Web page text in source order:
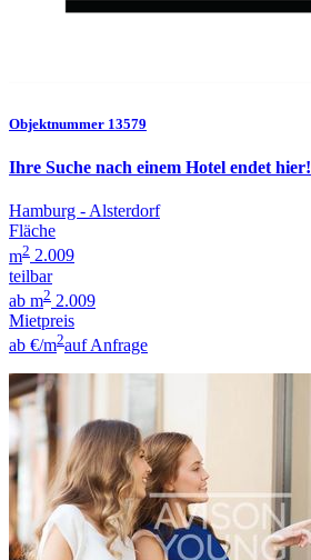
Objektnummer 13579
Ihre Suche nach einem Hotel endet hier!
Hamburg - Alsterdorf
Fläche
m2 2.009
teilbar
ab m2 2.009
Mietpreis
ab €/m2auf Anfrage